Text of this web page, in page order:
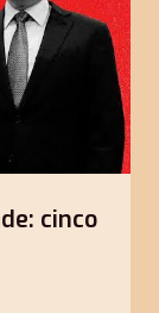
cinco